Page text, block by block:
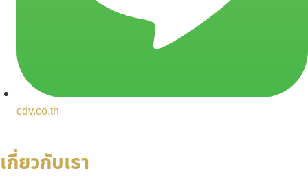
cdv.co.th
เกี่ยวกับเรา